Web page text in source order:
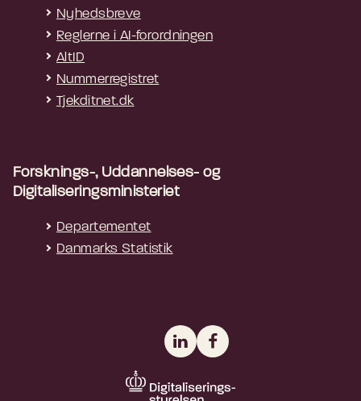
Nyhedsbreve
Reglerne i AI-forordningen
AltID
Nummerregistret
Tjekditnet.dk
Forsknings-, Uddannelses- og
Digitaliseringsministeriet
Departementet
Danmarks Statistik
LinkedInFacebook